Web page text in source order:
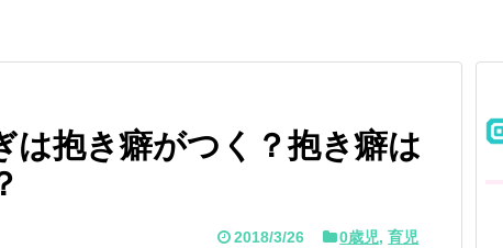
は抱き癖がつく？抱き癖は
2018/3/26 0歳児,育児